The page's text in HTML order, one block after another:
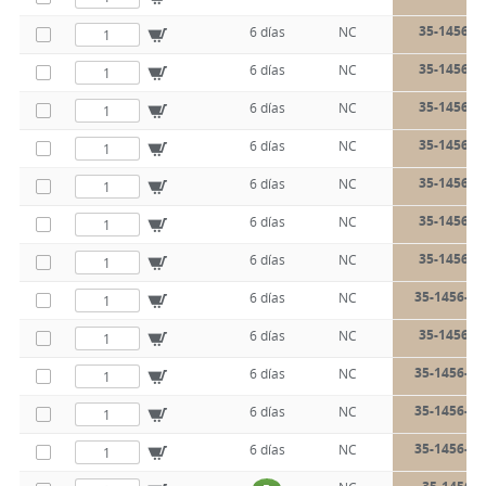
6 días NC 35-1456-
6 días NC 35-1456-
6 días NC 35-1456-
6 días NC 35-1456-
6 días NC 35-1456-
6 días NC 35-1456-
6 días NC 35-1456-
6 días NC 35-1456-
6 días NC 35-1456-
6 días NC 35-1456-
6 días NC 35-1456-
6 días NC 35-1456-